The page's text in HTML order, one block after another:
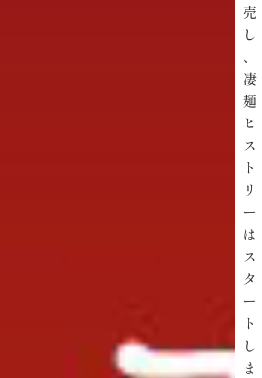
売
し
、
凄
麺
ヒ
ス
ト
リ
ー
は
ス
タ
ー
ト
し
ま